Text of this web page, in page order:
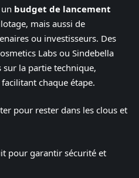
budget de lancement
mais aussi de
ou investisseurs. Des
Labs ou Sindebella
sur la partie technique,
chaque étape.
pour rester dans les clous et
pour garantir sécurité et